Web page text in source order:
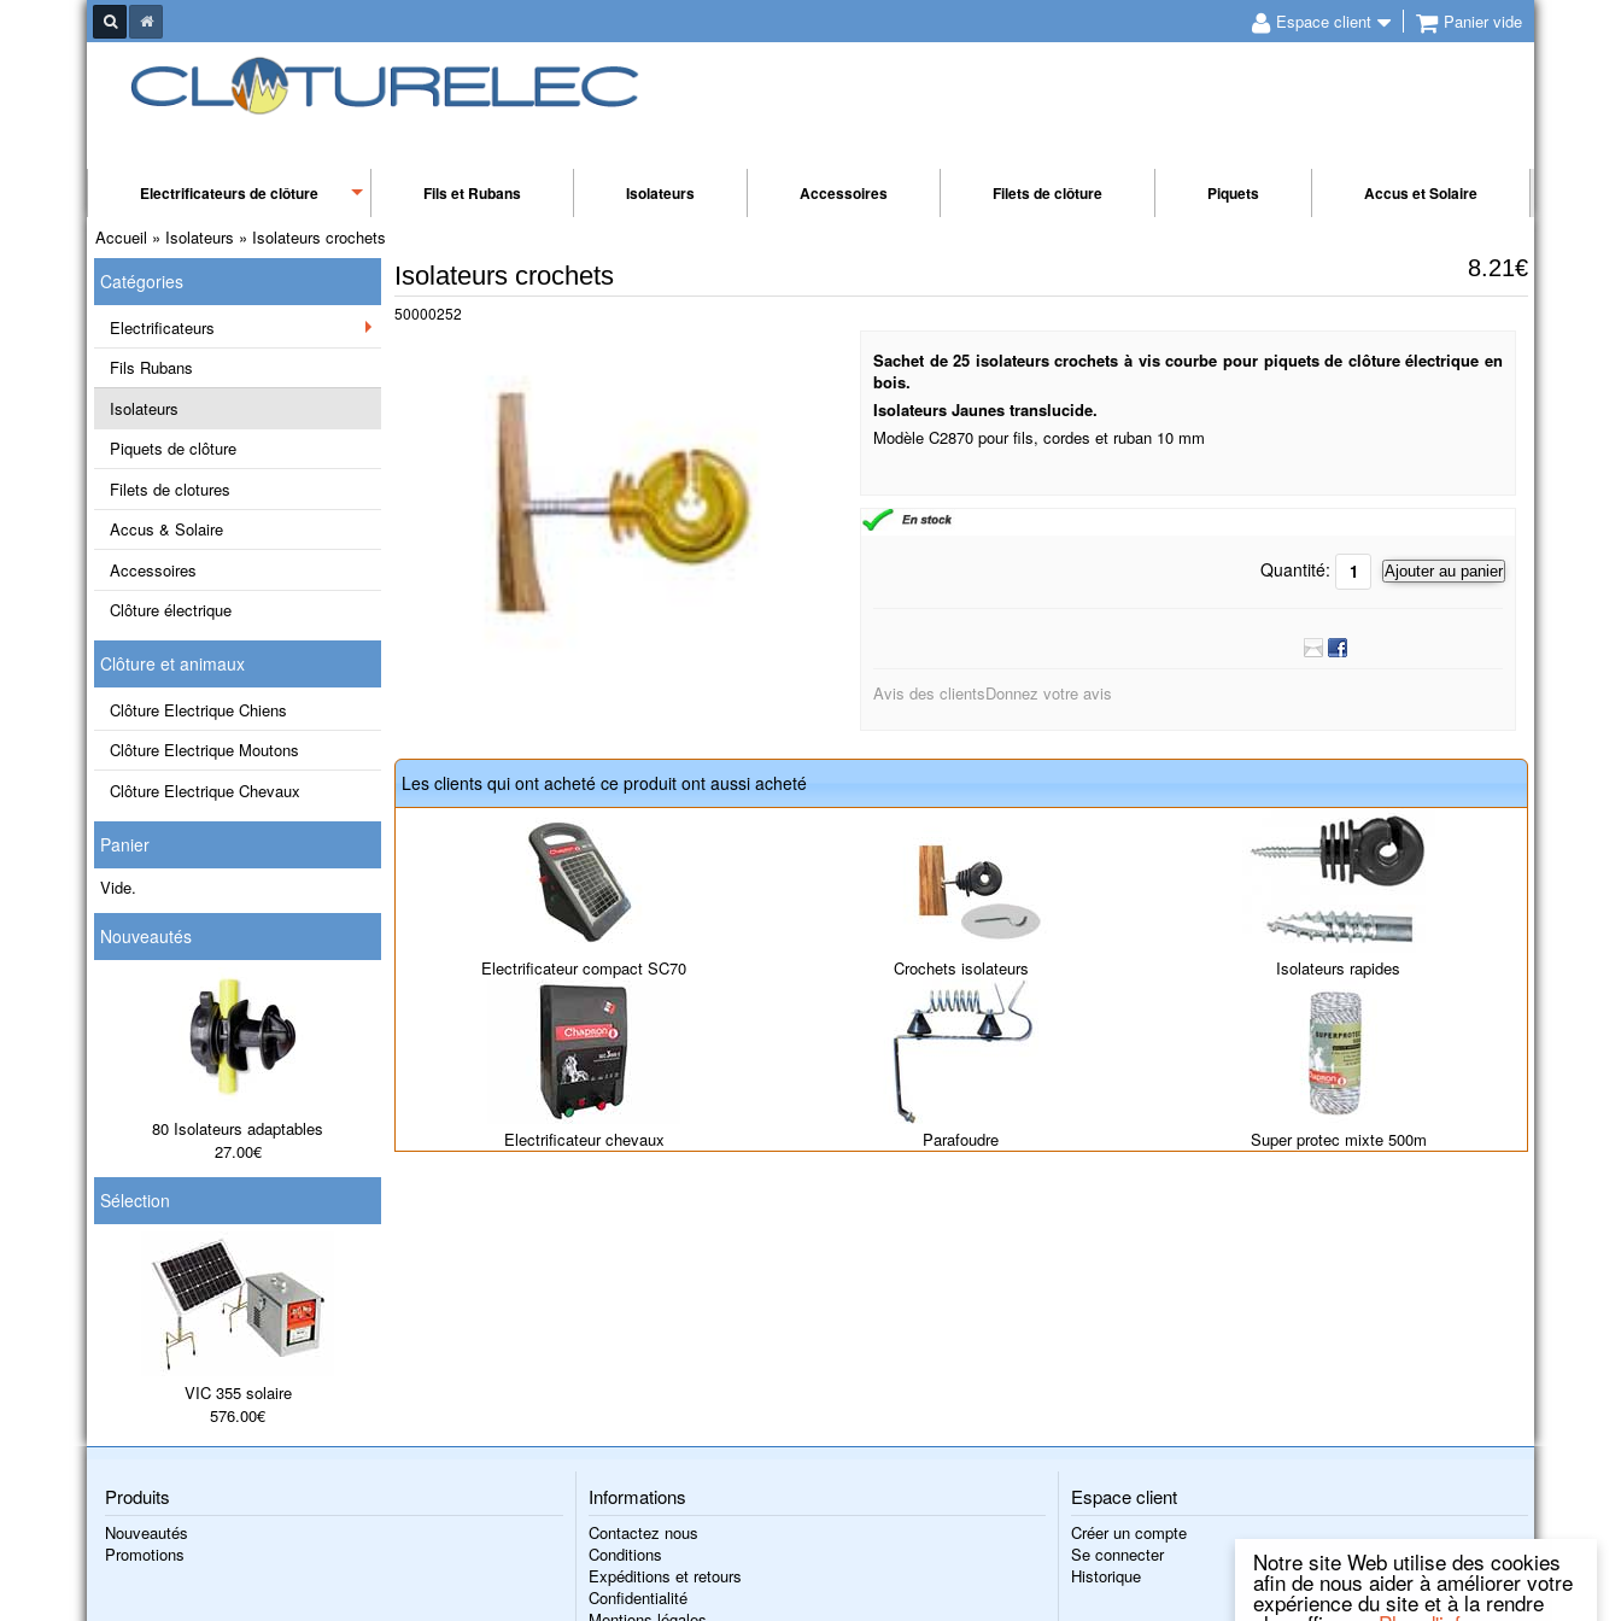
Notre site Web utilise des cookies
afin de nous aider à améliorer votre
expérience du site et à la rendre
Espace client Panier vide
Electrificateurs de clôture Fils et Rubans Isolateurs Accessoires Filets de clôture Piquets Accus et Solaire
Accueil » Isolateurs » Isolateurs crochets
8.21€
Isolateurs crochets
50000252
Sachet de 25 isolateurs crochets à vis courbe pour piquets de clôture électrique en
bois.
Isolateurs Jaunes translucide.
Modèle C2870 pour fils, cordes et ruban 10 mm
Quantité: Ajouter au panier
Avis des clientsDonnez votre avis
Les clients qui ont acheté ce produit ont aussi acheté
Electrificateur compact SC70 Crochets isolateurs Isolateurs rapides
Electrificateur chevaux Parafoudre Super protec mixte 500m
Catégories
Electrificateurs
Fils Rubans
Isolateurs
Piquets de clôture
Filets de clotures
Accus & Solaire
Accessoires
Clôture électrique
Clôture et animaux
Clôture Electrique Chiens
Clôture Electrique Moutons
Clôture Electrique Chevaux
Panier
Vide.
Nouveautés
80 Isolateurs adaptables
27.00€
Sélection
VIC 355 solaire
576.00€
Produits
Nouveautés
Promotions
Informations
Contactez nous
Conditions
Expéditions et retours
Confidentialité
Espace client
Créer un compte
Se connecter
Historique